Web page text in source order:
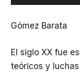
de
audio
Gómez Barata
El siglo XX fue
teóricos y